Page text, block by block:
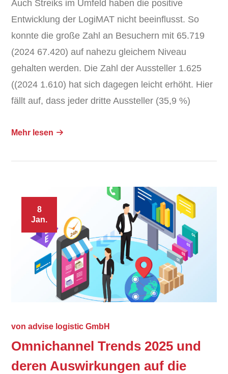
Auch Streiks im Umfeld haben die positive
Entwicklung der LogiMAT nicht beeinflusst. So
konnte die große Zahl an Besuchern mit 65.719
(2024 67.420) auf nahezu gleichem Niveau
gehalten werden. Die Zahl der Aussteller 1.625
((2024 1.610) hat sich dagegen leicht erhöht. Hier
fällt auf, dass jeder dritte Aussteller (35,9 %)
Mehr lesen
8
Jan.
vonadvise logistic GmbH
Omnichannel Trends 2025 und
deren Auswirkungen auf die